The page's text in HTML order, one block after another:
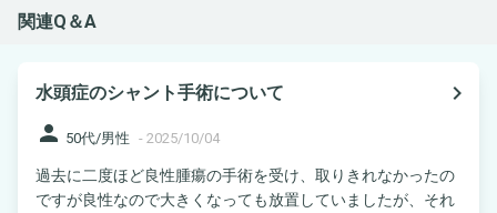
関連Q＆A
水頭症のシャント手術について
navigate_next
person 50代/男性 - 2025/10/04
過去に二度ほど良性腫瘍の手術を受け、取りきれなかったの
ですが良性なので大きくなっても放置していましたが、それ